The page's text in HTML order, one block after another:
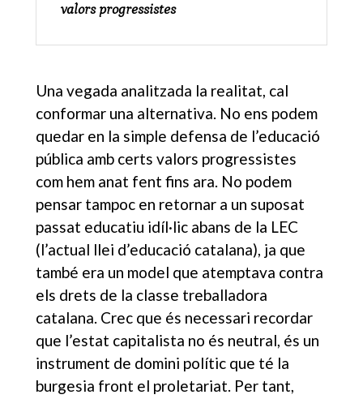
valors progressistes
Una vegada analitzada la realitat, cal
conformar una alternativa. No ens podem
quedar en la simple defensa de l’educació
pública amb certs valors progressistes
com hem anat fent fins ara. No podem
pensar tampoc en retornar a un suposat
passat educatiu idíl·lic abans de la LEC
(l’actual llei d’educació catalana), ja que
també era un model que atemptava contra
els drets de la classe treballadora
catalana. Crec que és necessari recordar
que l’estat capitalista no és neutral, és un
instrument de domini polític que té la
burgesia front el proletariat. Per tant,